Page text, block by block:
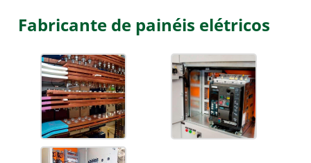
Fabricante de painéis elétricos